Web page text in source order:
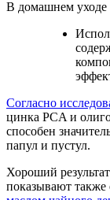
В домашнем уходе
Согласно
цинка PCA и
способен
папул и пустул.
Хороший
показывают